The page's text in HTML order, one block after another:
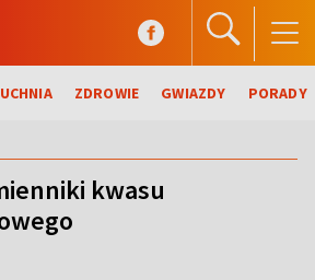
ZDROWIE GWIAZDY PORADY
kwasu